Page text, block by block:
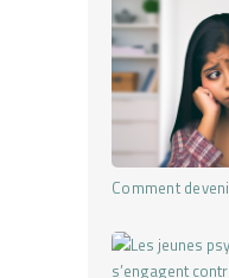
Comment